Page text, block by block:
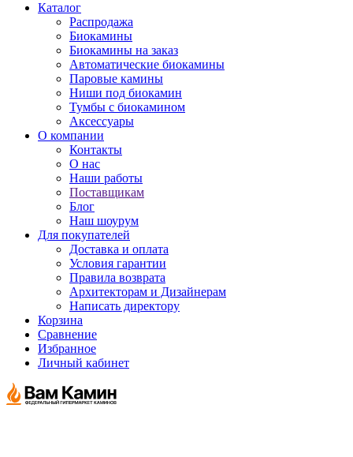
Каталог
Распродажа
Биокамины
Биокамины на заказ
Автоматические биокамины
Паровые камины
Ниши под биокамин
Тумбы с биокамином
Аксессуары
О компании
Контакты
О нас
Наши работы
Поставщикам
Блог
Наш шоурум
Для покупателей
Доставка и оплата
Условия гарантии
Правила возврата
Архитекторам и Дизайнерам
Написать директору
Корзина
Сравнение
Избранное
Личный кабинет